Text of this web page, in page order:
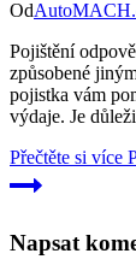
Od
Pojištění
způsobené
pojistka vám
výdaje. Je
Přečtěte si více
Napsat